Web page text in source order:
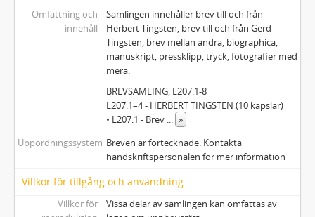
Omfattning och
innehåll
Samlingen innehåller brev till och från
Herbert Tingsten, brev till och från Gerd
Tingsten, brev mellan andra, biographica,
manuskript, pressklipp, tryck, fotografier med
mera.
BREVSAMLING, L207:1-8
L207:1–4 - HERBERT TINGSTEN (10 kapslar)
• L207:1 - Brev ... »
Uppordningssystem Breven är förtecknade. Kontakta
handskriftspersonalen för mer information
Villkor för tillgång och användning
Villkor för
Vissa delar av samlingen kan omfattas av